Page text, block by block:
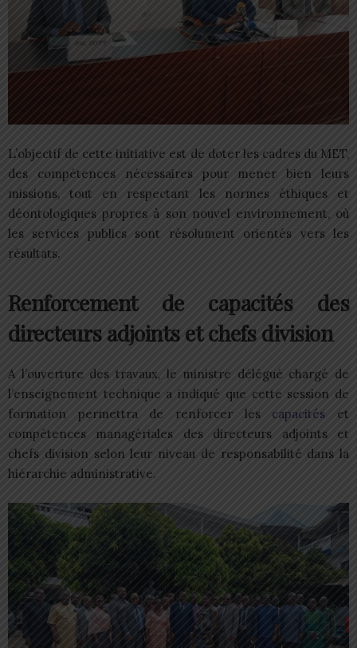
L’objectif de cette initiative est de doter les cadres du MET,
des compétences nécessaires pour mener bien leurs
missions, tout en respectant les normes éthiques et
déontologiques propres à son nouvel environnement, où
les services publics sont résolument orientés vers les
résultats.
Renforcement de capacités des
directeurs adjoints et chefs division
A l’ouverture des travaux, le ministre délégué chargé de
l’enseignement technique a indiqué que cette session de
formation permettra de renforcer les capacités et
compétences managériales des directeurs adjoints et
chefs division selon leur niveau de responsabilité dans la
hiérarchie administrative.